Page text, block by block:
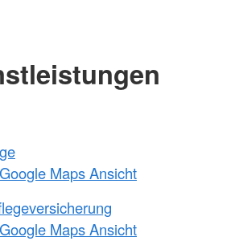
Maps Ansicht
Maps Ansicht